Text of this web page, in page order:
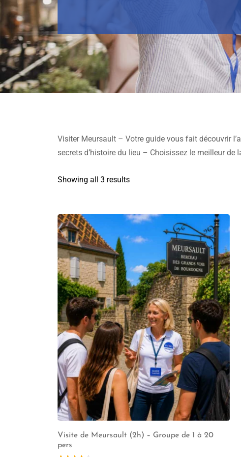
Visiter Meursault – Votre guide vous fait découvrir
secrets d’histoire du lieu – Choisissez le meilleur
Showing all 3 results
Visite de Meursault (2h) – Groupe de 1 à 20
pers